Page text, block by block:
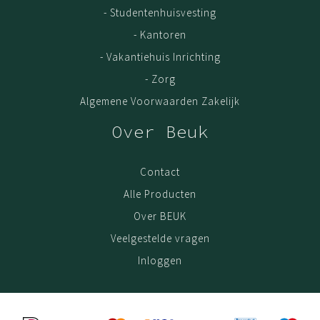
Ons gehele collectie bestaat o.a. uit
,schoonloopmat
- Studentenhuisvesting
- Kantoren
- Vakantiehuis Inrichting
- Zorg
Algemene Voorwaarden Zakelijk
Over Beuk
Contact
Alle Producten
Over BEUK
Veelgestelde vragen
Inloggen